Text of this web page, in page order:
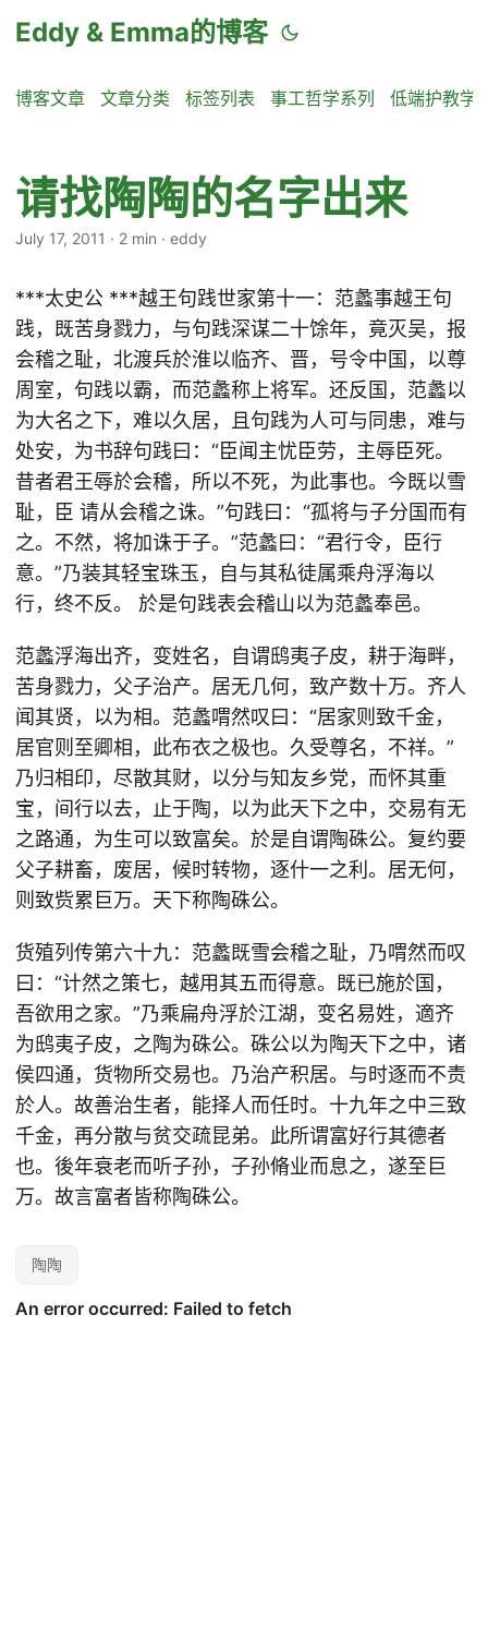
Eddy & Emma的博客
博客文章 文章分类 标签列表 事工哲学系列 低端护教学
请找陶陶的名字出来
July 17, 2011 · 2 min · eddy
***太史公 ***越王句践世家第十一：范蠡事越王句
践，既苦身戮力，与句践深谋二十馀年，竟灭吴，报
会稽之耻，北渡兵於淮以临齐、晋，号令中国，以尊
周室，句践以霸，而范蠡称上将军。还反国，范蠡以
为大名之下，难以久居，且句践为人可与同患，难与
处安，为书辞句践曰：“臣闻主忧臣劳，主辱臣死。
昔者君王辱於会稽，所以不死，为此事也。今既以雪
耻，臣 请从会稽之诛。”句践曰：“孤将与子分国而有
之。不然，将加诛于子。”范蠡曰：“君行令，臣行
意。”乃装其轻宝珠玉，自与其私徒属乘舟浮海以
行，终不反。 於是句践表会稽山以为范蠡奉邑。
范蠡浮海出齐，变姓名，自谓鸱夷子皮，耕于海畔，
苦身戮力，父子治产。居无几何，致产数十万。齐人
闻其贤，以为相。范蠡喟然叹曰：“居家则致千金，
居官则至卿相，此布衣之极也。久受尊名，不祥。”
乃归相印，尽散其财，以分与知友乡党，而怀其重
宝，间行以去，止于陶，以为此天下之中，交易有无
之路通，为生可以致富矣。於是自谓陶硃公。复约要
父子耕畜，废居，候时转物，逐什一之利。居无何，
则致赀累巨万。天下称陶硃公。
货殖列传第六十九：范蠡既雪会稽之耻，乃喟然而叹
曰：“计然之策七，越用其五而得意。既已施於国，
吾欲用之家。”乃乘扁舟浮於江湖，变名易姓，適齐
为鸱夷子皮，之陶为硃公。硃公以为陶天下之中，诸
侯四通，货物所交易也。乃治产积居。与时逐而不责
於人。故善治生者，能择人而任时。十九年之中三致
千金，再分散与贫交疏昆弟。此所谓富好行其德者
也。後年衰老而听子孙，子孙脩业而息之，遂至巨
万。故言富者皆称陶硃公。
陶陶